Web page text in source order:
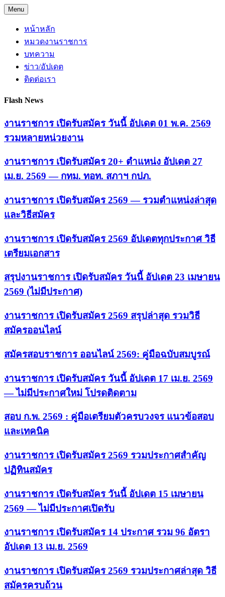
Skip
to
content
Menu
หน้าหลัก
หมวดงานราชการ
บทความ
ข่าว/อัปเดต
ติดต่อเรา
Flash News
งานราชการ เปิดรับสมัคร วันนี้ อัปเดต 01 พ.ค. 2569
รวมหลายหน่วยงาน
งานราชการ เปิดรับสมัคร 20+ ตำแหน่ง อัปเดต 27
เม.ย. 2569 — กทม. ทอท. สภาฯ กปภ.
งานราชการ เปิดรับสมัคร 2569 — รวมตำแหน่งล่าสุด
และวิธีสมัคร
งานราชการ เปิดรับสมัคร 2569 อัปเดตทุกประกาศ วิธี
เตรียมเอกสาร
สรุปงานราชการ เปิดรับสมัคร วันนี้ อัปเดต 23 เมษายน
2569 (ไม่มีประกาศ)
งานราชการ เปิดรับสมัคร 2569 สรุปล่าสุด รวมวิธี
สมัครออนไลน์
สมัครสอบราชการ ออนไลน์ 2569: คู่มือฉบับสมบูรณ์
งานราชการ เปิดรับสมัคร วันนี้ อัปเดต 17 เม.ย. 2569
— ไม่มีประกาศใหม่ โปรดติดตาม
สอบ ก.พ. 2569 : คู่มือเตรียมตัวครบวงจร แนวข้อสอบ
และเทคนิค
งานราชการ เปิดรับสมัคร 2569 รวมประกาศสำคัญ
ปฏิทินสมัคร
งานราชการ เปิดรับสมัคร วันนี้ อัปเดต 15 เมษายน
2569 — ไม่มีประกาศเปิดรับ
งานราชการ เปิดรับสมัคร 14 ประกาศ รวม 96 อัตรา
อัปเดต 13 เม.ย. 2569
งานราชการ เปิดรับสมัคร 2569 รวมประกาศล่าสุด วิธี
สมัครครบถ้วน